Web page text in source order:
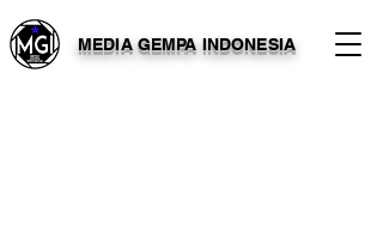
MEDIA GEMPA INDONESIA